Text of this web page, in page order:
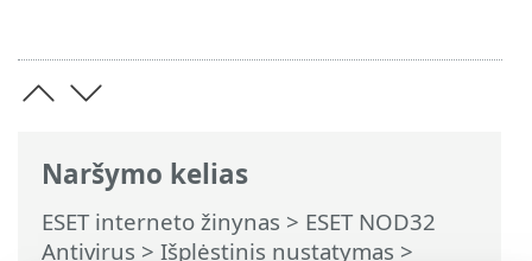
Naršymo kelias
ESET interneto žinynas > ESET NOD32
Antivirus > Išplėstinis nustatymas >